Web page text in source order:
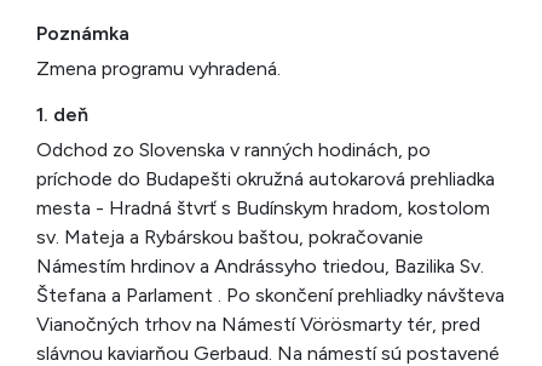
Poznámka
Zmena programu vyhradená.
1. deň
Odchod zo Slovenska v ranných hodinách, po
príchode do Budapešti okružná autokarová prehliadka
mesta - Hradná štvrť s Budínskym hradom, kostolom
sv. Mateja a Rybárskou baštou, pokračovanie
Námestím hrdinov a Andrássyho triedou, Bazilika Sv.
Štefana a Parlament . Po skončení prehliadky návšteva
Vianočných trhov na Námestí Vörösmarty tér, pred
slávnou kaviarňou Gerbaud. Na námestí sú postavené